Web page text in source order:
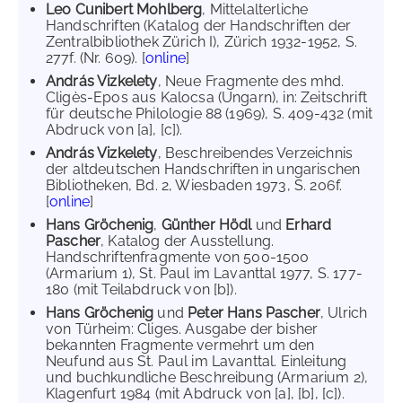
Leo Cunibert Mohlberg, Mittelalterliche
Handschriften (Katalog der Handschriften der
Zentralbibliothek Zürich I), Zürich 1932-1952, S.
277f. (Nr. 609). [online]
András Vizkelety, Neue Fragmente des mhd.
Cligès-Epos aus Kalocsa (Ungarn), in: Zeitschrift
für deutsche Philologie 88 (1969), S. 409-432 (mit
Abdruck von [a], [c]).
András Vizkelety, Beschreibendes Verzeichnis
der altdeutschen Handschriften in ungarischen
Bibliotheken, Bd. 2, Wiesbaden 1973, S. 206f.
[online]
Hans Gröchenig, Günther Hödlund Erhard
Pascher, Katalog der Ausstellung.
Handschriftenfragmente von 500-1500
(Armarium 1), St. Paul im Lavanttal 1977, S. 177-
180 (mit Teilabdruck von [b]).
Hans Gröchenig und Peter Hans Pascher, Ulrich
von Türheim: Cliges. Ausgabe der bisher
bekannten Fragmente vermehrt um den
Neufund aus St. Paul im Lavanttal. Einleitung
und buchkundliche Beschreibung (Armarium 2),
Klagenfurt 1984 (mit Abdruck von [a], [b], [c]).